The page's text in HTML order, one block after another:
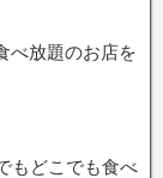
べ放題のお店を
もどこでも食べ